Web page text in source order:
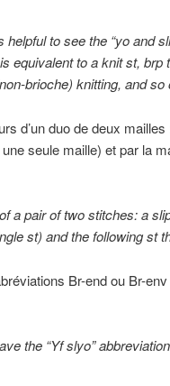
to see the “yo and
equivalent to a knit st, brp
brioche) knitting, and so
d’un duo de deux
seule maille) et par la
a pair oftwostitches:a
st) and the followingst
Br-end ou Br-
the “Yf slyo”